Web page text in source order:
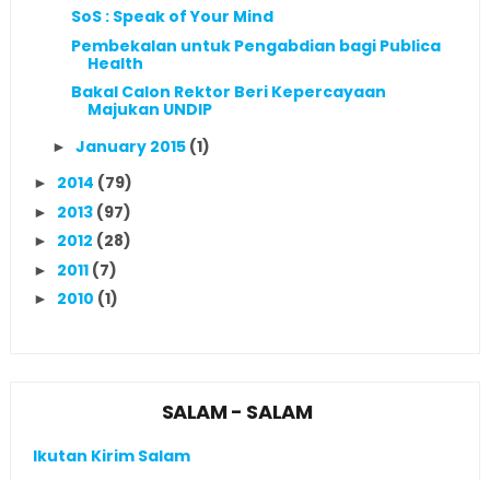
SoS : Speak of Your Mind
Pembekalan untuk Pengabdian bagi Publica
Health
Bakal Calon Rektor Beri Kepercayaan
Majukan UNDIP
► January 2015 (1)
► 2014 (79)
► 2013 (97)
► 2012 (28)
► 2011 (7)
► 2010 (1)
SALAM - SALAM
Ikutan Kirim Salam